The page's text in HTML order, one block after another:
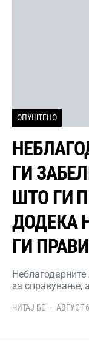
ОПУШТЕНО
ГИ
ШТО ГИ
ДОДЕКА
ГИ
за справување,
ЧИТАЈ БЕ АВГУСТ